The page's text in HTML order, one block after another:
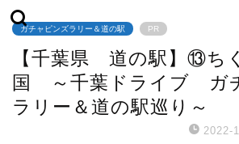
ガチャピンズラリー＆道の駅 PR
【千葉県 道の駅】⑬ち
国 ～千葉ドライブ ガ
ラリー＆道の駅巡り～
2022-